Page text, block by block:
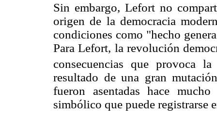
Sin embargo, Lefort no
origen de la democracia
condiciones como "hecho
Para Lefort, la revolución
consecuencias que provoca
resultado de una gran
fueron asentadas hace
simbólico que puede registrarse